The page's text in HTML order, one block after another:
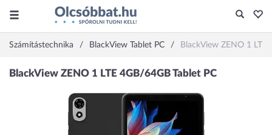
Számítástechnika BlackView Tablet PC BlackView ZENO 1 LTE